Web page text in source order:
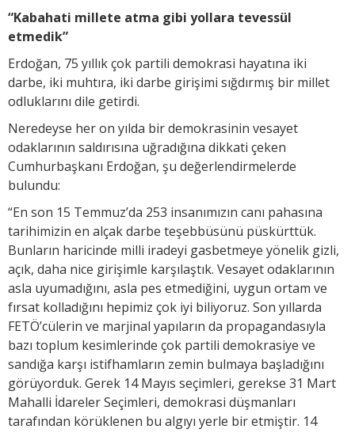
“Kabahati millete atma gibi yollara tevessül
etmedik”
Erdoğan, 75 yıllık çok partili demokrasi hayatına iki
darbe, iki muhtıra, iki darbe girişimi sığdırmış bir millet
odluklarını dile getirdi.
Neredeyse her on yılda bir demokrasinin vesayet
odaklarının saldırısına uğradığına dikkati çeken
Cumhurbaşkanı Erdoğan, şu değerlendirmelerde
bulundu:
“En son 15 Temmuz’da 253 insanımızın canı pahasına
tarihimizin en alçak darbe teşebbüsünü püskürttük.
Bunların haricinde milli iradeyi gasbetmeye yönelik gizli,
açık, daha nice girişimle karşılaştık. Vesayet odaklarının
asla uyumadığını, asla pes etmediğini, uygun ortam ve
fırsat kolladığını hepimiz çok iyi biliyoruz. Son yıllarda
FETÖ’cülerin ve marjinal yapıların da propagandasıyla
bazı toplum kesimlerinde çok partili demokrasiye ve
sandığa karşı istifhamların zemin bulmaya başladığını
görüyorduk. Gerek 14 Mayıs seçimleri, gerekse 31 Mart
Mahalli İdareler Seçimleri, demokrasi düşmanları
tarafından körüklenen bu algıyı yerle bir etmiştir. 14